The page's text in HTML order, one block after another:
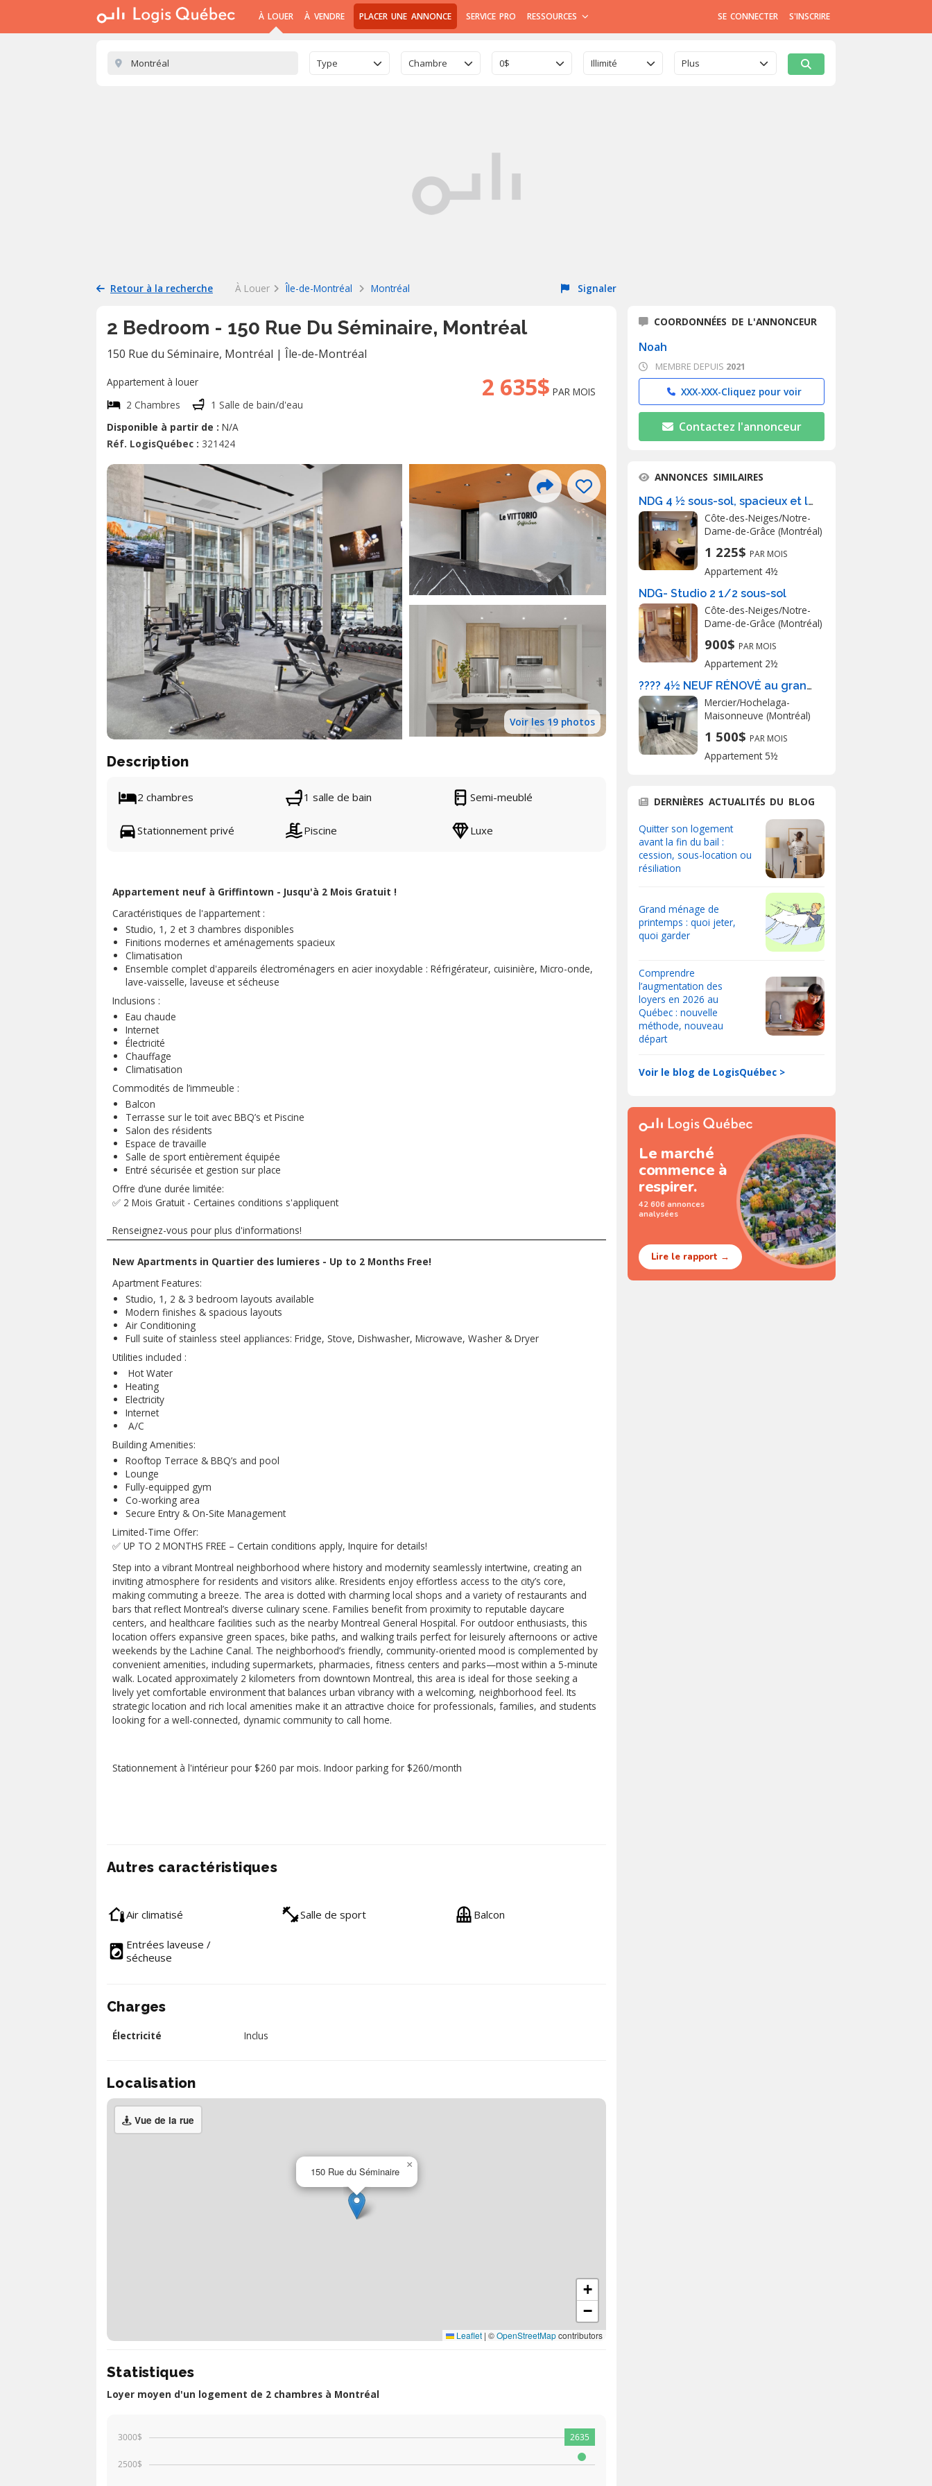
À LOUER À VENDRE PLACER UNE ANNONCE SERVICE PRO RESSOURCES SE CONNECTER S'INSCRIRE
Type Chambre 0$ Illimité Plus
Retour à la recherche À Louer Île-de-Montréal Montréal Signaler
2 Bedroom - 150 Rue Du Séminaire, Montréal
150 Rue du Séminaire, Montréal | Île-de-Montréal
2 635$ PAR MOIS
Appartement à louer
2 Chambres
1 Salle de bain/d'eau
Disponible à partir de : N/A
Réf. LogisQuébec : 321424
Voir les 19 photos
Description
2 chambres 1 salle de bain Semi-meublé
Stationnement privé Piscine Luxe
Appartement neuf à Griffintown - Jusqu'à 2 Mois Gratuit !
Caractéristiques de l'appartement :
Studio, 1, 2 et 3 chambres disponibles
Finitions modernes et aménagements spacieux
Climatisation
Ensemble complet d'appareils électroménagers en acier inoxydable : Réfrigérateur, cuisinière, Micro-onde,
lave-vaisselle, laveuse et sécheuse
Inclusions :
Eau chaude
Internet
Électricité
Chauffage
Climatisation
Commodités de l’immeuble :
Balcon
Terrasse sur le toit avec BBQ’s et Piscine
Salon des résidents
Espace de travaille
Salle de sport entièrement équipée
Entré sécurisée et gestion sur place
Offre d’une durée limitée:
✅ 2 Mois Gratuit - Certaines conditions s'appliquent
Renseignez-vous pour plus d'informations!
New Apartments in Quartier des lumieres - Up to 2 Months Free!
Apartment Features:
Studio, 1, 2 & 3 bedroom layouts available
Modern finishes & spacious layouts
Air Conditioning
Full suite of stainless steel appliances: Fridge, Stove, Dishwasher, Microwave, Washer & Dryer
Utilities included :
Hot Water
Heating
Electricity
Internet
A/C
Building Amenities:
Rooftop Terrace & BBQ’s and pool
Lounge
Fully-equipped gym
Co-working area
Secure Entry & On-Site Management
Limited-Time Offer:
✅ UP TO 2 MONTHS FREE – Certain conditions apply, Inquire for details!
Step into a vibrant Montreal neighborhood where history and modernity seamlessly intertwine, creating an
inviting atmosphere for residents and visitors alike. Rresidents enjoy effortless access to the city’s core,
making commuting a breeze. The area is dotted with charming local shops and a variety of restaurants and
bars that reflect Montreal’s diverse culinary scene. Families benefit from proximity to reputable daycare
centers, and healthcare facilities such as the nearby Montreal General Hospital. For outdoor enthusiasts, this
location offers expansive green spaces, bike paths, and walking trails perfect for leisurely afternoons or active
weekends by the Lachine Canal. The neighborhood’s friendly, community-oriented mood is complemented by
convenient amenities, including supermarkets, pharmacies, fitness centers and parks—most within a 5-minute
walk. Located approximately 2 kilometers from downtown Montreal, this area is ideal for those seeking a
lively yet comfortable environment that balances urban vibrancy with a welcoming, neighborhood feel. Its
strategic location and rich local amenities make it an attractive choice for professionals, families, and students
looking for a well-connected, dynamic community to call home.
Stationnement à l'intérieur pour $260 par mois. Indoor parking for $260/month
Autres caractéristiques
Air climatisé Salle de sport Balcon
Entrées laveuse /
sécheuse
Charges
Électricité Inclus
Localisation
Vue de la rue
150 Rue du Séminaire
×
+
−
Leaflet | ©OpenStreetMapcontributors
Statistiques
Loyer moyen d'un logement de 2 chambres à Montréal
2500$
3000$ 2635
COORDONNÉES DE L'ANNONCEUR
Noah
MEMBRE DEPUIS 2021
XXX-XXX-Cliquez pour voir
Contactez l'annonceur
ANNONCES SIMILAIRES
NDG 4 ½ sous-sol, spacieux et lumineux
Côte-des-Neiges/Notre-
Dame-de-Grâce (Montréal)
1 225$ PAR MOIS
Appartement 4½
NDG- Studio 2 1/2 sous-sol
Côte-des-Neiges/Notre-
Dame-de-Grâce (Montréal)
900$ PAR MOIS
Appartement 2½
???? 4½ NEUF RÉNOVÉ au grand complet- 2e
Mercier/Hochelaga-
Maisonneuve (Montréal)
1 500$ PAR MOIS
Appartement 5½
DERNIÈRES ACTUALITÉS DU BLOG
Quitter son logement
avant la fin du bail :
cession, sous-location ou
résiliation
Grand ménage de
printemps : quoi jeter,
quoi garder
Comprendre
l’augmentation des
loyers en 2026 au
Québec : nouvelle
méthode, nouveau
départ
Voir le blog de LogisQuébec >
Le marché
commence à
respirer.
42 606 annonces
analysées
Lire le rapport →